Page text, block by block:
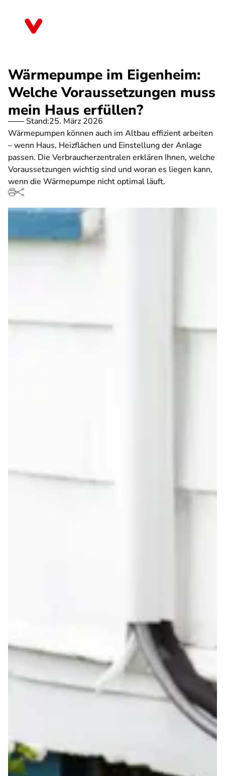
Wärmepumpe im Eigenheim:
Welche Voraussetzungen muss
mein Haus erfüllen?
Stand:25. März 2026
Wärmepumpen können auch im Altbau effizient arbeiten
– wenn Haus, Heizflächen und Einstellung der Anlage
passen. Die Verbraucherzentralen erklären Ihnen, welche
Voraussetzungen wichtig sind und woran es liegen kann,
wenn die Wärmepumpe nicht optimal läuft.